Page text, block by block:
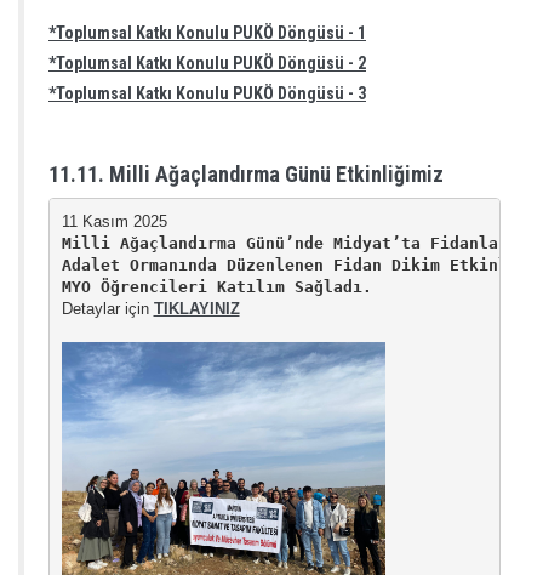
*Toplumsal Katkı Konulu PUKÖ Döngüsü - 1
*Toplumsal Katkı Konulu PUKÖ Döngüsü - 2
*Toplumsal Katkı Konulu PUKÖ Döngüsü - 3
11.11. Milli Ağaçlandırma Günü Etkinliğimiz
11 Kasım 2025
Milli Ağaçlandırma Günü’nde Midyat’ta Fidanlar
Adalet Ormanında Düzenlenen Fidan Dikim
MYO Öğrencileri Katılım Sağladı.
Detaylar için TIKLAYINIZ